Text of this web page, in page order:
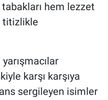
tabakları hem lezzet
titizlikle
karşı karşıya
sergileyen isimler